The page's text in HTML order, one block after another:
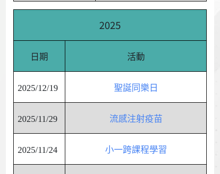
2025
日期 活動
2025/12/19 聖誕同樂日
2025/11/29 流感注射疫苗
2025/11/24 小一跨課程學習